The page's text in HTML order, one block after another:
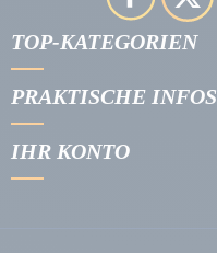
TOP-KATEGORIEN
PRAKTISCHE INFOS
IHR KONTO